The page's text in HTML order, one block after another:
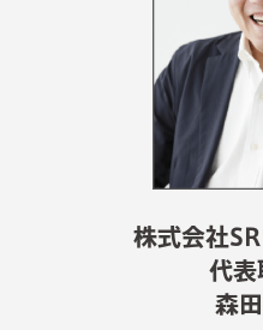
株式会社
代表
森